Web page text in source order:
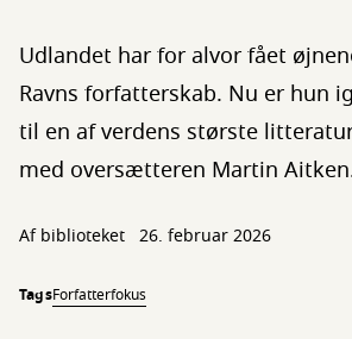
Udlandet har for alvor fået
Ravns forfatterskab. Nu er hun
til en af verdens største
med oversætteren Martin
Af biblioteket 26. februar 2026
TagsForfatterfokus